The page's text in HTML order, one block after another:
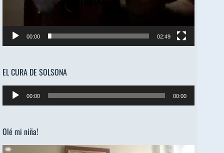
00:00 02:49
EL CURA DE SOLSONA
Reproductor
de
00:00 00:00
Olé mi niña!
Reproductor